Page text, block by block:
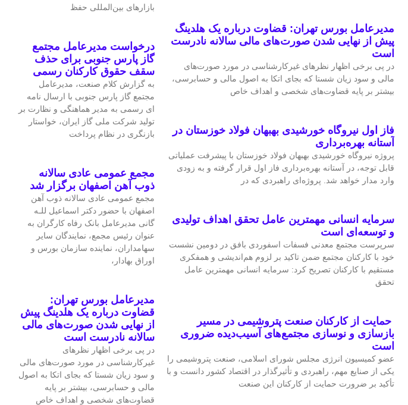
مدیرعامل بورس تهران: قضاوت درباره یک هلدینگ
پیش از نهایی شدن صورت‌های مالی سالانه نادرست
است
در پی برخی اظهار نظرهای غیرکارشناسی در مورد صورت‌های
مالی و سود زیان شستا که بجای اتکا به اصول مالی و حسابرسی،
بیشتر بر پایه قضاوت‌‌های شخصی و اهداف خاص
فاز اول نیروگاه خورشیدی بهبهان فولاد خوزستان در
آستانه بهره‌برداری
پروژه نیروگاه خورشیدی بهبهان فولاد خوزستان با پیشرفت عملیاتی
قابل‌ توجه، در آستانه بهره‌برداری فاز اول قرار گرفته و به‌ زودی
وارد مدار خواهد شد. پروژه‌ای راهبردی که در
سرمایه انسانی مهمترین عامل تحقق اهداف تولیدی
و توسعه‌ای است
سرپرست مجتمع معدنی فسفات اسفوردی بافق در دومین نشست
خود با کارکنان مجتمع ضمن تاکید بر لزوم هم‌اندیشی و همفکری
مستقیم با کارکنان تصریح کرد: سرمایه انسانی مهمترین عامل
تحقق
حمایت از کارکنان صنعت پتروشیمی در مسیر
بازسازی و نوسازی مجتمع‌های آسیب‌دیده ضروری
است
عضو کمیسیون انرژی مجلس شورای اسلامی، صنعت پتروشیمی را
یکی از صنایع مهم، راهبردی و تأثیرگذار در اقتصاد کشور دانست و با
تأکید بر ضرورت حمایت از کارکنان این صنعت
بازارهای بین‌المللی حفظ
درخواست مدیرعامل مجتمع
گاز پارس جنوبی برای حذف
سقف حقوق کارکنان رسمی
به گزارش کلام صنعت، مدیرعامل
مجتمع گاز پارس جنوبی با ارسال نامه
ای رسمی به مدیر هماهنگی و نظارت بر
تولید شرکت ملی گاز ایران، خواستار
بازنگری در نظام پرداخت
مجمع عمومی عادی سالانه
ذوب آهن اصفهان برگزار شد
مجمع عمومی عادی سالانه ذوب آهن
اصفهان با حضور دکتر اسماعیل للـه
گانی مدیرعامل بانک رفاه کارگران به
عنوان رئیس مجمع، نمایندگان سایر
سهامداران، نماینده سازمان بورس و
اوراق بهادار،
مدیرعامل بورس تهران:
قضاوت درباره یک هلدینگ پیش
از نهایی شدن صورت‌های مالی
سالانه نادرست است
در پی برخی اظهار نظرهای
غیرکارشناسی در مورد صورت‌های مالی
و سود زیان شستا که بجای اتکا به اصول
مالی و حسابرسی، بیشتر بر پایه
قضاوت‌‌های شخصی و اهداف خاص